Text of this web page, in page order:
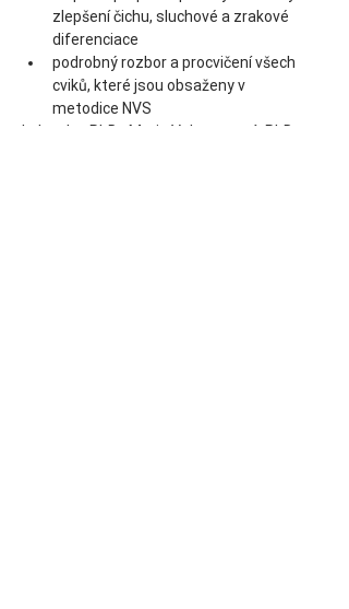
zlepšení čichu, sluchové a zrakové
diferenciace
podrobný rozbor a procvičení všech
cviků, které jsou obsaženy v
metodice NVS
Lektorka: PhDr. Marja Volemanová, PhD.